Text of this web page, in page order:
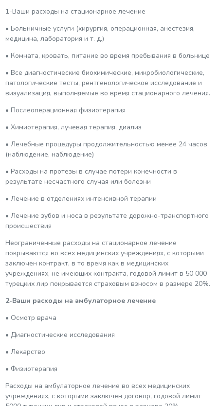
1-Ваши расходы на стационарное лечение
• Больничные услуги (хирургия, операционная, анестезия,
медицина, лаборатория и т. д.)
• Комната, кровать, питание во время пребывания в больнице
• Все диагностические биохимические, микробиологические,
патологические тесты, рентгенологическое исследование и
визуализация, выполняемые во время стационарного лечения.
• Послеоперационная физиотерапия
• Химиотерапия, лучевая терапия, диализ
• Лечебные процедуры продолжительностью менее 24 часов
(наблюдение, наблюдение)
• Расходы на протезы в случае потери конечности в
результате несчастного случая или болезни
• Лечение в отделениях интенсивной терапии
• Лечение зубов и носа в результате дорожно-транспортного
происшествия
Неограниченные расходы на стационарное лечение
покрываются во всех медицинских учреждениях, с которыми
заключен контракт, в то время как в медицинских
учреждениях, не имеющих контракта, годовой лимит в 50 000
турецких лир покрывается страховым взносом в размере 20%.
2-Ваши расходы на амбулаторное лечение
• Осмотр врача
• Диагностические исследования
• Лекарство
• Физиотерапия
Расходы на амбулаторное лечение во всех медицинских
учреждениях, с которыми заключен договор, годовой лимит